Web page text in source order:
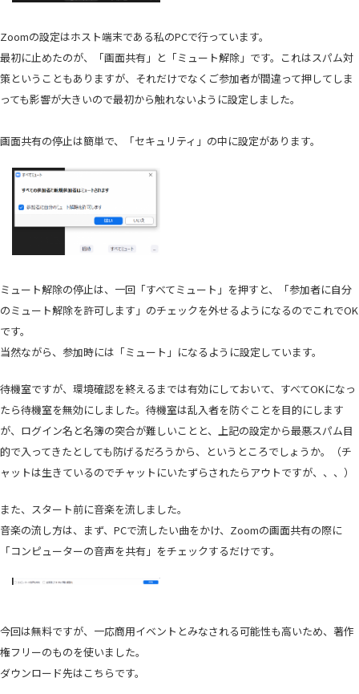
Zoomの設定はホスト端末である私のPCで行っています。
最初に止めたのが、「画面共有」と「ミュート解除」です。これはスパム対
策ということもありますが、それだけでなくご参加者が間違って押してしま
っても影響が大きいので最初から触れないように設定しました。
画面共有の停止は簡単で、「セキュリティ」の中に設定があります。
ミュート解除の停止は、一回「すべてミュート」を押すと、「参加者に自分
のミュート解除を許可します」のチェックを外せるようになるのでこれでOK
です。
当然ながら、参加時には「ミュート」になるように設定しています。
待機室ですが、環境確認を終えるまでは有効にしておいて、すべてOKになっ
たら待機室を無効にしました。待機室は乱入者を防ぐことを目的にします
が、ログイン名と名簿の突合が難しいことと、上記の設定から最悪スパム目
的で入ってきたとしても防げるだろうから、というところでしょうか。（チ
ャットは生きているのでチャットにいたずらされたらアウトですが、、、）
また、スタート前に音楽を流しました。
音楽の流し方は、まず、PCで流したい曲をかけ、Zoomの画面共有の際に
「コンピューターの音声を共有」をチェックするだけです。
今回は無料ですが、一応商用イベントとみなされる可能性も高いため、著作
権フリーのものを使いました。
ダウンロード先はこちらです。